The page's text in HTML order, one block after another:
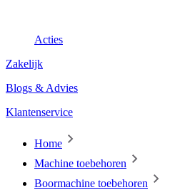
Acties
Zakelijk
Blogs & Advies
Klantenservice
Home
Machine toebehoren
Boormachine toebehoren